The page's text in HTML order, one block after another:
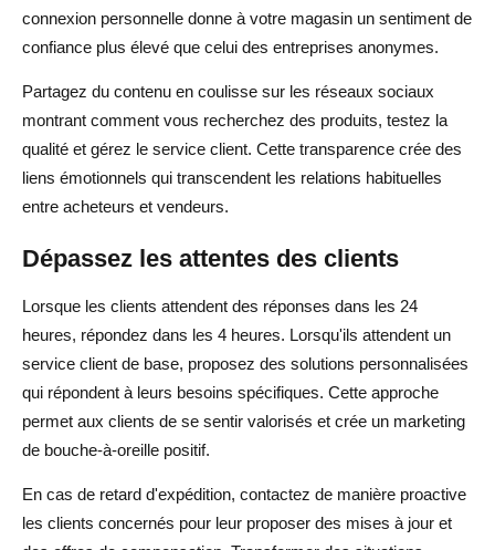
connexion personnelle donne à votre magasin un sentiment de
confiance plus élevé que celui des entreprises anonymes.
Partagez du contenu en coulisse sur les réseaux sociaux
montrant comment vous recherchez des produits, testez la
qualité et gérez le service client. Cette transparence crée des
liens émotionnels qui transcendent les relations habituelles
entre acheteurs et vendeurs.
Dépassez les attentes des clients
Lorsque les clients attendent des réponses dans les 24
heures, répondez dans les 4 heures. Lorsqu'ils attendent un
service client de base, proposez des solutions personnalisées
qui répondent à leurs besoins spécifiques. Cette approche
permet aux clients de se sentir valorisés et crée un marketing
de bouche-à-oreille positif.
En cas de retard d'expédition, contactez de manière proactive
les clients concernés pour leur proposer des mises à jour et